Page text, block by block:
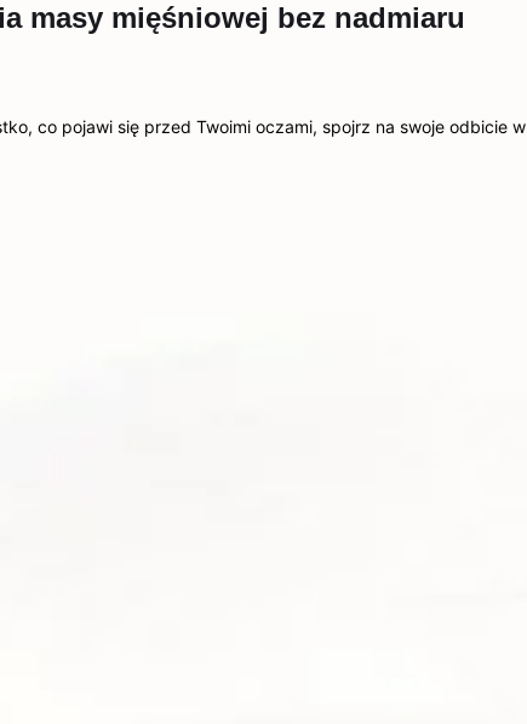
masy mięśniowej bez nadmiaru
co pojawi się przed Twoimi oczami, spojrz na swoje odbicie w